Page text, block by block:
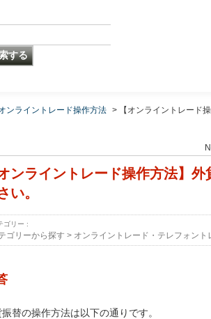
ンライントレード操作方法 >
【オンライントレード
オンライントレード操作方法】
い。
ゴリー :
ゴリーから探す > オンライントレード・テレフォント
替の操作方法は以下の通りです。